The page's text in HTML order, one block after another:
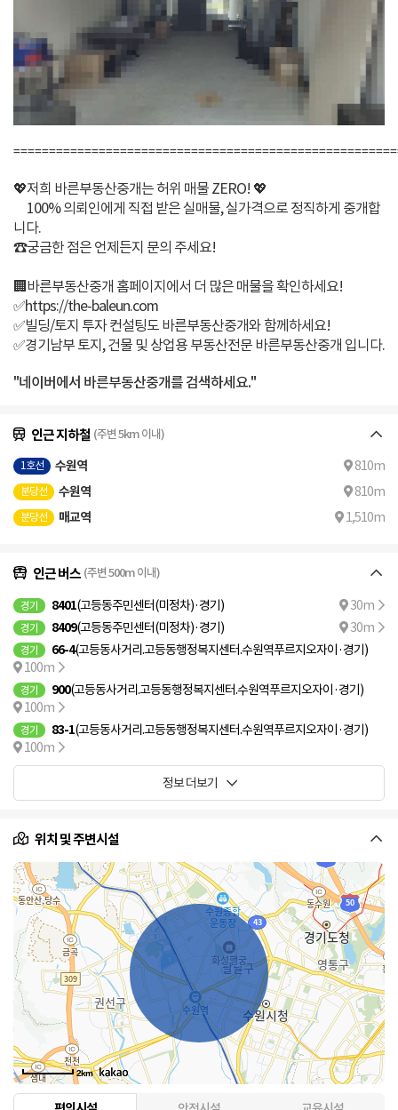
💖저희 바른부동산중개는 허위 매물 ZERO! 💖
100% 의뢰인에게 직접 받은 실매물, 실가격으로 정직하게 중개합
니다.
☎️궁금한 점은 언제든지 문의 주세요!
🏢바른부동산중개 홈페이지에서 더 많은 매물을 확인하세요!
✅https://the-baleun.com
✅빌딩/토지 투자 컨설팅도 바른부동산중개와 함께하세요!
✅경기남부 토지, 건물 및 상업용 부동산전문 바른부동산중개 입니다.
"네이버에서 바른부동산중개를 검색하세요."
인근 지하철 (주변 5km 이내)
1호선 수원역 810m
분당선 수원역 810m
분당선 매교역 1,510m
인근 버스 (주변 500m 이내)
경기 8401(고등동주민센터(미정차)·경기) 30m
경기 8409(고등동주민센터(미정차)·경기) 30m
경기 66-4(고등동사거리.고등동행정복지센터.수원역푸르지오자이·경기)
100m
경기 900(고등동사거리.고등동행정복지센터.수원역푸르지오자이·경기)
100m
경기 83-1(고등동사거리.고등동행정복지센터.수원역푸르지오자이·경기)
100m
정보 더보기
위치 및 주변시설
2km